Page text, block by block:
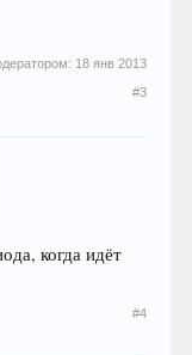
18 янв 2013
#3
когда идёт
#4